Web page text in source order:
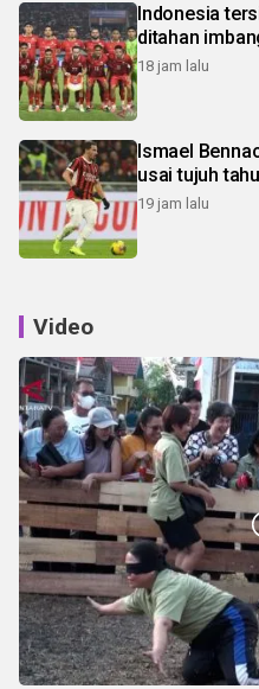
Indonesia
ditahan
18 jam lalu
Ismael
usai tujuh
19 jam lalu
Video